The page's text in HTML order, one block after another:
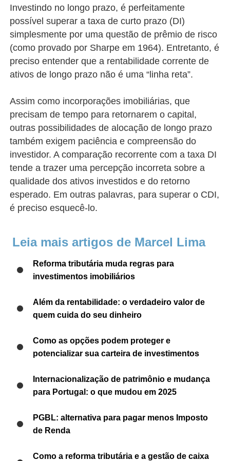
Investindo no longo prazo, é perfeitamente
possível superar a taxa de curto prazo (DI)
simplesmente por uma questão de prêmio de risco
(como provado por Sharpe em 1964). Entretanto, é
preciso entender que a rentabilidade corrente de
ativos de longo prazo não é uma “linha reta”.
Assim como incorporações imobiliárias, que
precisam de tempo para retornarem o capital,
outras possibilidades de alocação de longo prazo
também exigem paciência e compreensão do
investidor. A comparação recorrente com a taxa DI
tende a trazer uma percepção incorreta sobre a
qualidade dos ativos investidos e do retorno
esperado. Em outras palavras, para superar o CDI,
é preciso esquecê-lo.
Leia mais artigos de Marcel Lima
Reforma tributária muda regras para
investimentos imobiliários
Além da rentabilidade: o verdadeiro valor de
quem cuida do seu dinheiro
Como as opções podem proteger e
potencializar sua carteira de investimentos
Internacionalização de patrimônio e mudança
para Portugal: o que mudou em 2025
PGBL: alternativa para pagar menos Imposto
de Renda
Como a reforma tributária e a gestão de caixa